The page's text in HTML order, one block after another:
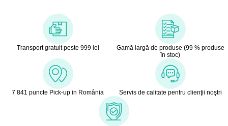
Transport gratuit peste 999 lei
Gamă largă de produse (99 % produse
în stoc)
7 841 puncte Pick-up in România Servis de calitate pentru clienţii noştri